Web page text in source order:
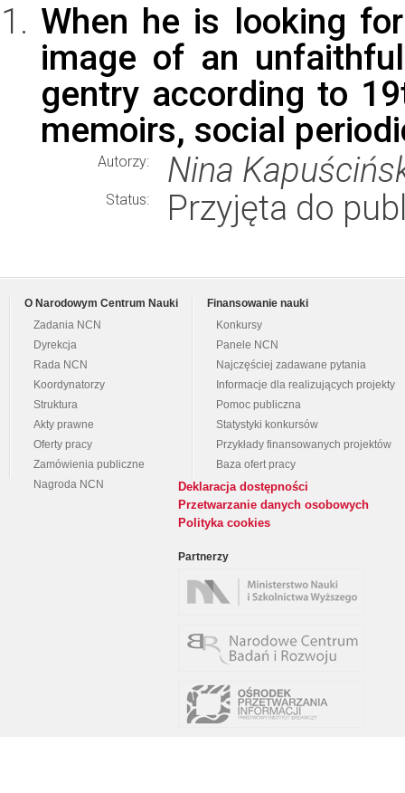
When he is looking
image of an
gentry according to
memoirs, social
Autorzy: Nina
Status: Przyjęta do
O Narodowym Centrum Nauki
Zadania NCN
Dyrekcja
Rada NCN
Koordynatorzy
Struktura
Akty prawne
Oferty pracy
Zamówienia publiczne
Nagroda NCN
Finansowanie nauki
Konkursy
Panele NCN
Najczęściej zadawane pytania
Informacje dla realizujących projekty
Pomoc publiczna
Statystyki konkursów
Przykłady finansowanych projektów
Baza ofert pracy
Deklaracja dostępności
Przetwarzanie danych osobowych
Polityka cookies
Partnerzy